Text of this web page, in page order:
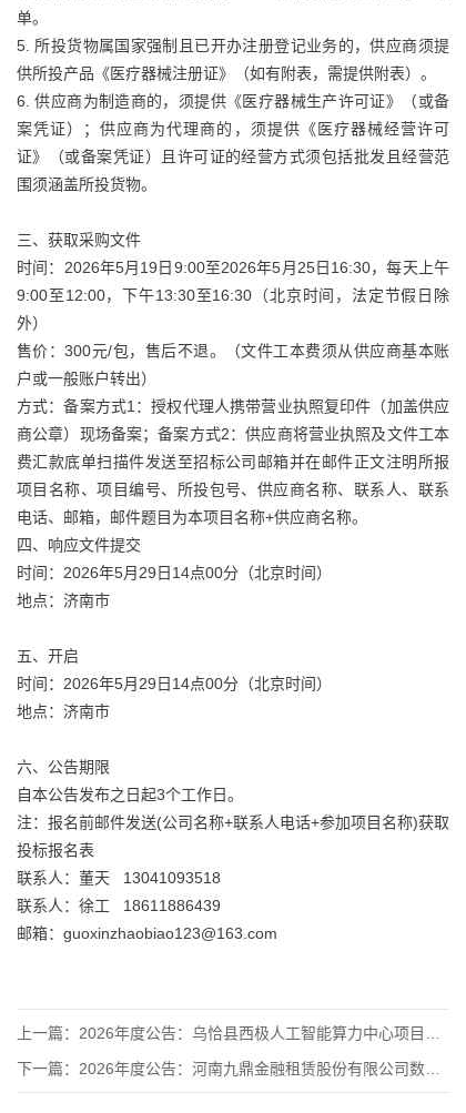
单。
5. 所投货物属国家强制且已开办注册登记业务的，供应商须提
供所投产品《医疗器械注册证》（如有附表，需提供附表）。
6. 供应商为制造商的，须提供《医疗器械生产许可证》（或备
案凭证）；供应商为代理商的，须提供《医疗器械经营许可
证》（或备案凭证）且许可证的经营方式须包括批发且经营范
围须涵盖所投货物。
三、获取采购文件
时间：2026年5月19日9:00至2026年5月25日16:30，每天上午
9:00至12:00，下午13:30至16:30（北京时间，法定节假日除
外）
售价：300元/包，售后不退。（文件工本费须从供应商基本账
户或一般账户转出）
方式：备案方式1：授权代理人携带营业执照复印件（加盖供应
商公章）现场备案；备案方式2：供应商将营业执照及文件工本
费汇款底单扫描件发送至招标公司邮箱并在邮件正文注明所报
项目名称、项目编号、所投包号、供应商名称、联系人、联系
电话、邮箱，邮件题目为本项目名称+供应商名称。
四、响应文件提交
时间：2026年5月29日14点00分（北京时间）
地点：济南市
五、开启
时间：2026年5月29日14点00分（北京时间）
地点：济南市
六、公告期限
自本公告发布之日起3个工作日。
注：报名前邮件发送(公司名称+联系人电话+参加项目名称)获取
投标报名表
联系人：董天 13041093518
联系人：徐工 18611886439
邮箱：guoxinzhaobiao123@163.com
上一篇： 2026年度公告：乌恰县西极人工智能算力中心项目招标公告
下一篇： 2026年度公告：河南九鼎金融租赁股份有限公司数据分类分级工